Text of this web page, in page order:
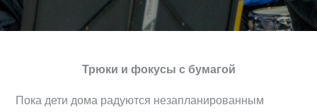
Трюки и фокусы с бумагой
Пока дети дома радуются незапланированным